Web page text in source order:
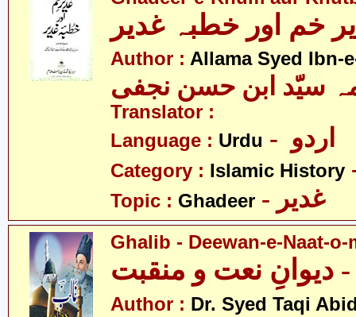
خم اور خطبہ غدیر
Author : Allama Syed Ibn-
سیّد ابن حسن نجفی
Translator :
Language : Urdu
Category : Islamic History
Topic : Ghadeer - غدیر
Ghalib - Deewan-e-Naat-o-
دیوانِ نعت و منقبت
Author : Dr. Syed Taqi